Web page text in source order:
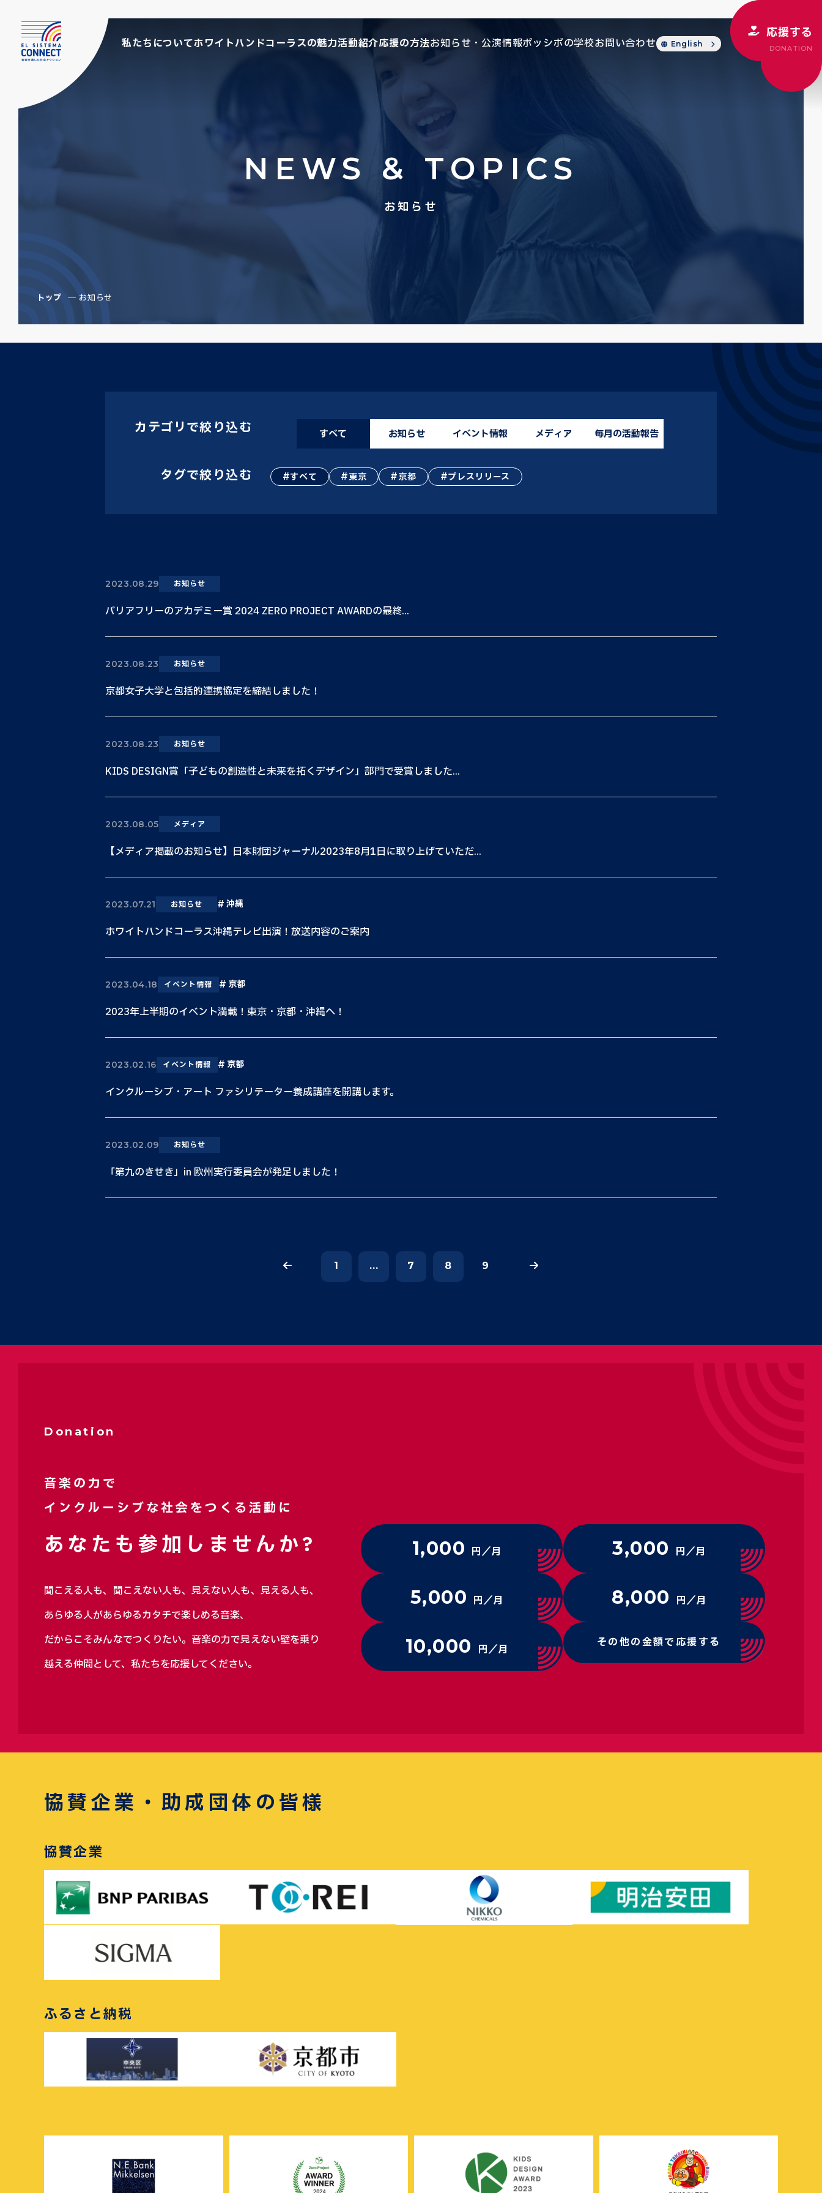
私たちについてホワイトハンドコーラスの魅力活動紹介応援の方法お知らせ・公演情報ポッシボの学校お問い合わせ English
応援する
DONATION
NEWS & TOPICS
お知らせ
トップ お知らせ
カテゴリで絞り込む すべて お知らせ イベント情報 メディア 毎月の活動報告
タグで絞り込む すべて 東京 京都 プレスリリース
2023.08.29 お知らせ
バリアフリーのアカデミー賞 2024 ZERO PROJECT AWARDの最終...
2023.08.23 お知らせ
京都女子大学と包括的連携協定を締結しました！
2023.08.23 お知らせ
KIDS DESIGN賞「子どもの創造性と未来を拓くデザイン」部門で受賞しました...
2023.08.05 メディア
【メディア掲載のお知らせ】日本財団ジャーナル2023年8月1日に取り上げていただ...
2023.07.21 お知らせ 沖縄
ホワイトハンドコーラス沖縄テレビ出演！放送内容のご案内
2023.04.18 イベント情報 京都
2023年上半期のイベント満載！東京・京都・沖縄へ！
2023.02.16 イベント情報 京都
インクルーシブ・アート ファシリテーター養成講座を開講します。
2023.02.09 お知らせ
「第九のきせき」in 欧州実行委員会が発足しました！
1 ... 7 8 9
Donation
音楽の力で
インクルーシブな社会をつくる活動に
あなたも参加しませんか?
聞こえる人も、聞こえない人も、見えない人も、見える人も、
あらゆる人があらゆるカタチで楽しめる音楽、
だからこそみんなでつくりたい。音楽の力で見えない壁を乗り
越える仲間として、私たちを応援してください。
1,000 円／月 3,000 円／月
5,000 円／月 8,000 円／月
10,000 円／月 その他の金額で応援する
協賛企業・助成団体の皆様
協賛企業
ふるさと納税